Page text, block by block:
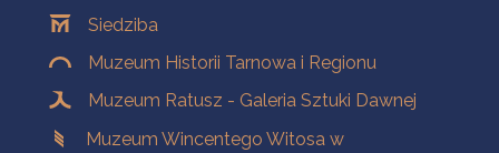
Siedziba
Muzeum Historii Tarnowa i Regionu
Muzeum Ratusz - Galeria Sztuki Dawnej
Muzeum Wincentego Witosa w